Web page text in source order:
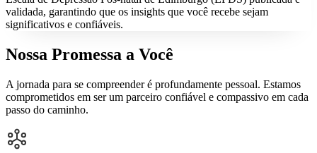
validada, garantindo que os insights que você recebe sejam
significativos e confiáveis.
Nossa Promessa a Você
A jornada para se compreender é profundamente pessoal. Estamos
comprometidos em ser um parceiro confiável e compassivo em cada
passo do caminho.